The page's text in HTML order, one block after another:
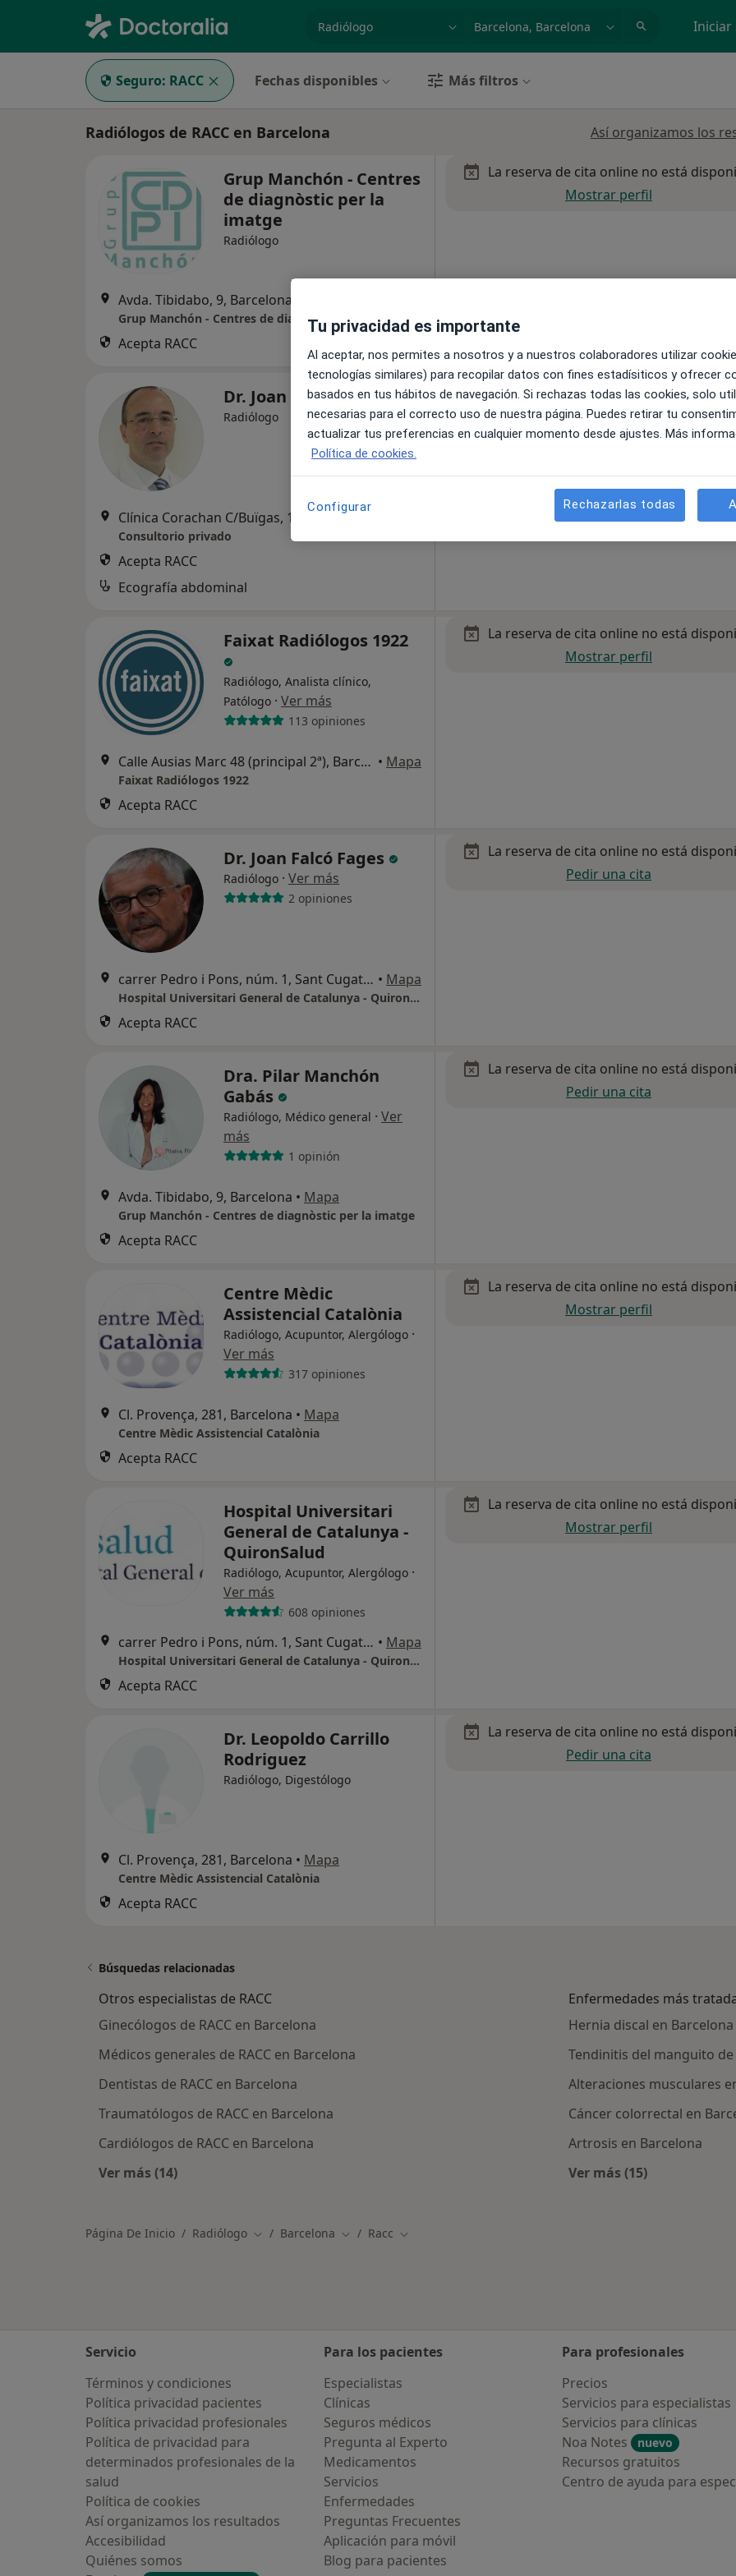
especialidad, enfermedad o nombre Iniciar
Seguro: RACC Fechas disponibles Más filtros
Radiólogos de RACC en Barcelona Así organizamos los
Grup Manchón - Centres
de diagnòstic per la
imatge
Radiólogo
Avda. Tibidabo, 9, Barcelona
Grup Manchón - Centres de diagnòstic per la imatge
Acepta RACC
La reserva de cita online no está
Mostrar perfil
Dr. Joan Giménez
Radiólogo
Consultorio privado
Acepta RACC
Ecografía abdominal
La reserva de cita online no está
Pedir una cita
Faixat Radiólogos 1922
Radiólogo, Analista clínico,
Patólogo · Ver más
113 opiniones
Calle Ausias Marc 48 (principal 2ª), Barcelona • Mapa
Faixat Radiólogos 1922
Acepta RACC
La reserva de cita online no está
Mostrar perfil
Dr. Joan Falcó Fages
Radiólogo · Ver más
2 opiniones
carrer Pedro i Pons, núm. 1, Sant Cugat del Vallès • Mapa
Hospital Universitari General de Catalunya - QuironSalud
Acepta RACC
La reserva de cita online no está
Pedir una cita
Dra. Pilar Manchón
Gabás
Radiólogo, Médico general · Ver
más
1 opinión
Avda. Tibidabo, 9, Barcelona • Mapa
Grup Manchón - Centres de diagnòstic per la imatge
Acepta RACC
La reserva de cita online no está
Pedir una cita
Centre Mèdic
Assistencial Catalònia
Radiólogo, Acupuntor, Alergólogo ·
Ver más
317 opiniones
Cl. Provença, 281, Barcelona • Mapa
Centre Mèdic Assistencial Catalònia
Acepta RACC
La reserva de cita online no está
Mostrar perfil
Hospital Universitari
General de Catalunya -
QuironSalud
Radiólogo, Acupuntor, Alergólogo ·
Ver más
608 opiniones
carrer Pedro i Pons, núm. 1, Sant Cugat del Vallès • Mapa
Hospital Universitari General de Catalunya - QuironSalud
Acepta RACC
La reserva de cita online no está
Mostrar perfil
Dr. Leopoldo Carrillo
Rodriguez
Radiólogo, Digestólogo
Cl. Provença, 281, Barcelona • Mapa
Centre Mèdic Assistencial Catalònia
Acepta RACC
La reserva de cita online no está
Pedir una cita
Búsquedas relacionadas
Otros especialistas de RACC
Ginecólogos de RACC en Barcelona
Médicos generales de RACC en Barcelona
Dentistas de RACC en Barcelona
Traumatólogos de RACC en Barcelona
Cardiólogos de RACC en Barcelona
Ver más (14)
Enfermedades más
Hernia discal en Barcelona
Tendinitis del manguito
Alteraciones musculares
Cáncer colorrectal en
Artrosis en Barcelona
Ver más (15)
Página De Inicio Radiólogo Cambiar de ciudad
Barcelona Cambiar de ciudad
Racc Cambiar de ciudad
Servicio
Términos y condiciones
Política privacidad pacientes
Política privacidad profesionales
Política de privacidad para
determinados profesionales de la
salud
Política de cookies
Así organizamos los resultados
Accesibilidad
Quiénes somos
Para los pacientes
Especialistas
Clínicas
Seguros médicos
Pregunta al Experto
Medicamentos
Servicios
Enfermedades
Preguntas Frecuentes
Aplicación para móvil
Blog para pacientes
Para profesionales
Precios
Servicios para especialistas
Servicios para clínicas
Noa Notes
nuevo
Recursos gratuitos
Centro de ayuda para
Tu privacidad es importante
Al aceptar, nos permites a nosotros y a nuestros colaboradores utilizar
tecnologías similares) para recopilar datos con fines estadísiticos y ofrecer
basados en tus hábitos de navegación. Si rechazas todas las cookies, solo
necesarias para el correcto uso de nuestra página. Puedes retirar tu
actualizar tus preferencias en cualquier momento desde ajustes. Más
Política de cookies.
Configurar Rechazarlas todas